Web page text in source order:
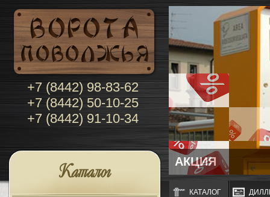
+7 (8442) 98-83-62
+7 (8442) 50-10-25
+7 (8442) 91-10-34
АКЦИЯ
Каталог
КАТАЛОГ